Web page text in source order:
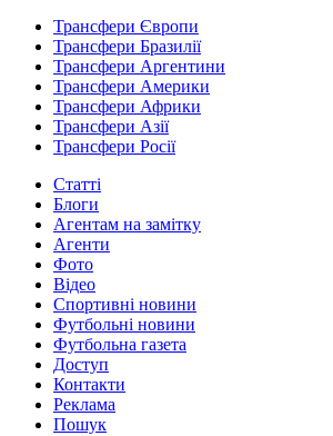
Трансфери Європи
Трансфери Бразилії
Трансфери Аргентини
Трансфери Америки
Трансфери Африки
Трансфери Азії
Трансфери Росії
Статті
Блоги
Агентам на замітку
Агенти
Фото
Відео
Спортивні новини
Футбольні новини
Футбольна газета
Доступ
Контакти
Реклама
Пошук